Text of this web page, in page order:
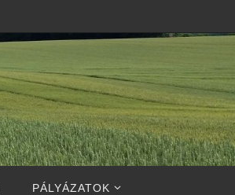
PÁLYÁZATOK